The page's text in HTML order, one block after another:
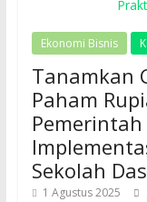
Ekonomi Bisnis
Tanamkan
Paham
Pemerintah
Sekolah
1 Agustus 2025